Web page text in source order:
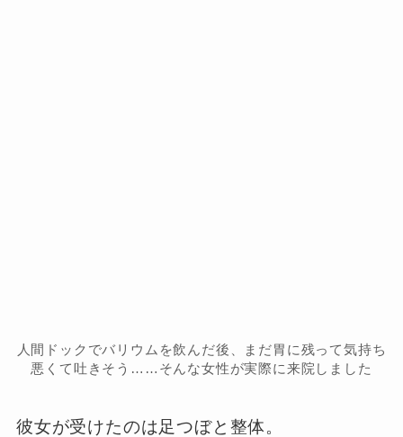
人間ドックでバリウムを飲んだ後、まだ胃に残って気持ち
悪くて吐きそう……そんな女性が実際に来院しました
彼女が受けたのは足つぼと整体。